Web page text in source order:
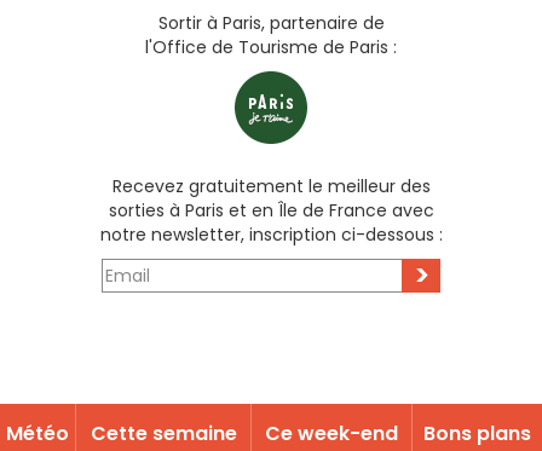
Sortir à Paris, partenaire de
l'Office de Tourisme de Paris :
Recevez gratuitement le meilleur des
sorties à Paris et en Île de France avec
notre newsletter, inscription ci-dessous :
>
Météo Cette semaine Ce week-end Bons plans